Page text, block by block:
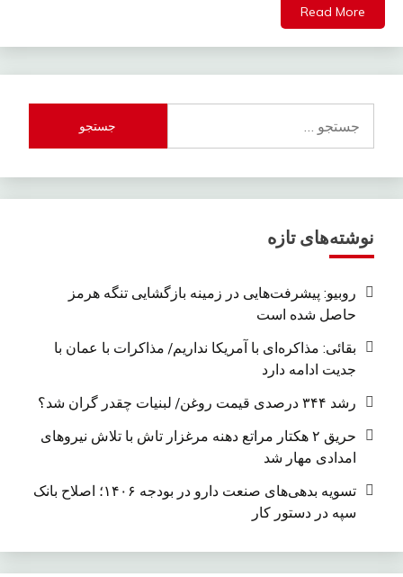
Read More
برای:
نوشته‌های تازه
روبیو: پیشرفت‌هایی در زمینه بازگشایی تنگه هرمز
حاصل شده است
بقائی: مذاکره‌ای با آمریکا نداریم/ مذاکرات با عمان با
جدیت ادامه دارد
رشد ۳۴۴ درصدی قیمت روغن/ لبنیات چقدر گران شد؟
حریق ۲ هکتار مراتع دهنه مرغزار تاش با تلاش نیروهای
امدادی مهار شد
تسویه بدهی‌های صنعت دارو در بودجه ۱۴۰۶؛ اصلاح بانک
سپه در دستور کار